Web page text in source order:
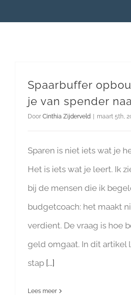
Spaarbuffer
je van spender
Door Cinthia Zijderveld | maart 5th,
Sparen is niet iets wat je
Het is iets wat je leert. Ik
bij de mensen die ik
budgetcoach: het maakt
verdient. De vraag is hoe
geld omgaat. In dit artikel
stap [...]
Lees meer